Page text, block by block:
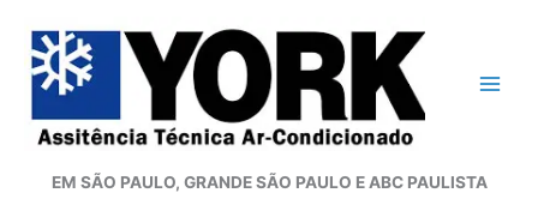
para
conteúdo
EM SÃO PAULO, GRANDE SÃO PAULO E ABC PAULISTA